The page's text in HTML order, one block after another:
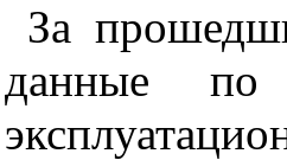
За
данные по